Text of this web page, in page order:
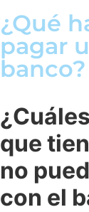
¿Qué
pagar
banco?
que
no
con el